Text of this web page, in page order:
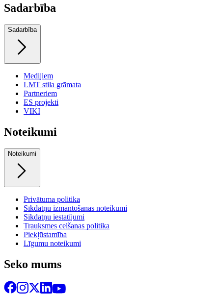
Sadarbība
Sadarbība
Medijiem
LMT stila grāmata
Partneriem
ES projekti
VIKI
Noteikumi
Noteikumi
Privātuma politika
Sīkdatņu izmantošanas noteikumi
Sīkdatņu iestatījumi
Trauksmes celšanas politika
Piekļūstamība
Līgumu noteikumi
Seko mums